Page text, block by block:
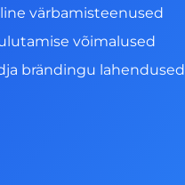
värbamisteenused
võimalused
brändingu lahendused